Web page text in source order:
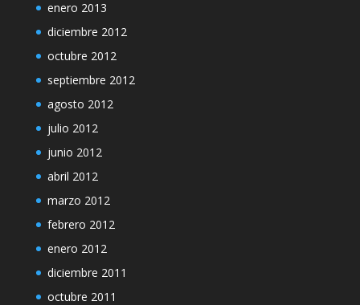
enero 2013
diciembre 2012
octubre 2012
septiembre 2012
agosto 2012
julio 2012
junio 2012
abril 2012
marzo 2012
febrero 2012
enero 2012
diciembre 2011
octubre 2011